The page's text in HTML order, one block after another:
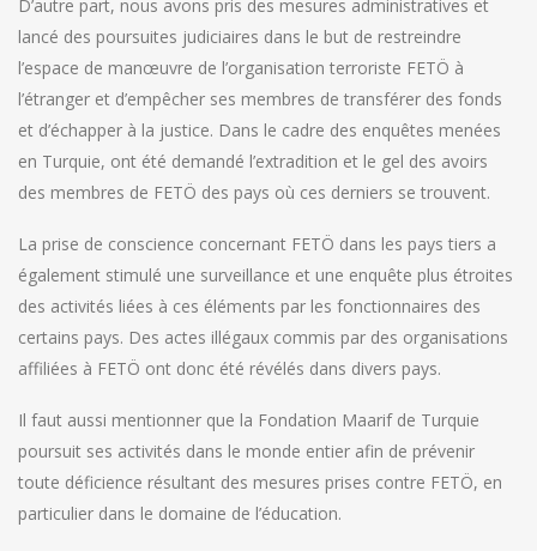
D’autre part, nous avons pris des mesures administratives et
lancé des poursuites judiciaires dans le but de restreindre
l’espace de manœuvre de l’organisation terroriste FETÖ à
l’étranger et d’empêcher ses membres de transférer des fonds
et d’échapper à la justice. Dans le cadre des enquêtes menées
en Turquie, ont été demandé l’extradition et le gel des avoirs
des membres de FETÖ des pays où ces derniers se trouvent.
La prise de conscience concernant FETÖ dans les pays tiers a
également stimulé une surveillance et une enquête plus étroites
des activités liées à ces éléments par les fonctionnaires des
certains pays. Des actes illégaux commis par des organisations
affiliées à FETÖ ont donc été révélés dans divers pays.
Il faut aussi mentionner que la Fondation Maarif de Turquie
poursuit ses activités dans le monde entier afin de prévenir
toute déficience résultant des mesures prises contre FETÖ, en
particulier dans le domaine de l’éducation.